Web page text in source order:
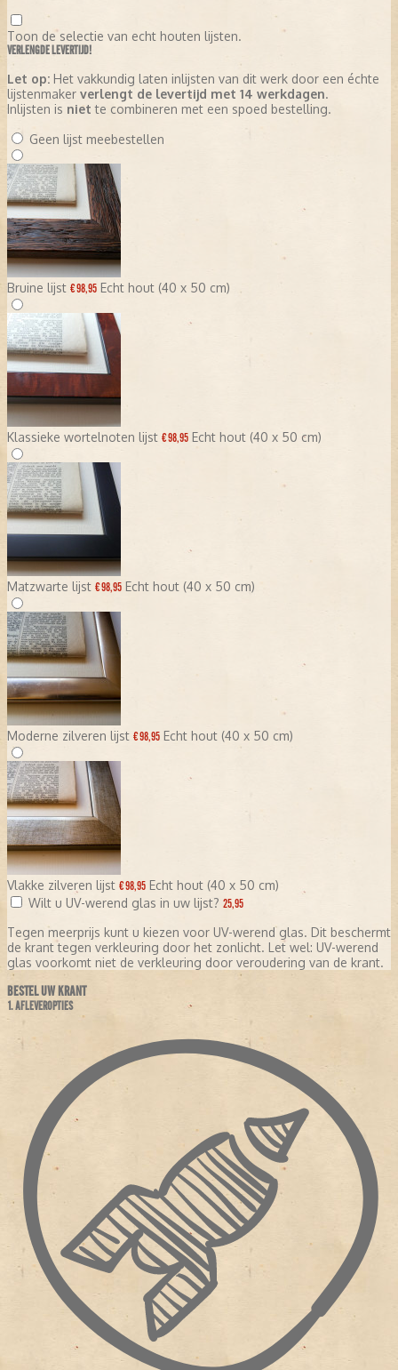
Toon de selectie van echt houten lijsten.
VERLENGDE LEVERTIJD!
Let op: Het vakkundig laten inlijsten van dit werk door een échte
lijstenmaker verlengt de levertijd met 14 werkdagen.
Inlijsten is niet te combineren met een spoed bestelling.
Geen lijst meebestellen
Bruine lijst € 98,95 Echt hout (40 x 50 cm)
Klassieke wortelnoten lijst € 98,95 Echt hout (40 x 50 cm)
Matzwarte lijst € 98,95 Echt hout (40 x 50 cm)
Moderne zilveren lijst € 98,95 Echt hout (40 x 50 cm)
Vlakke zilveren lijst € 98,95 Echt hout (40 x 50 cm)
Wilt u UV-werend glas in uw lijst? 25,95
Tegen meerprijs kunt u kiezen voor UV-werend glas. Dit beschermt
de krant tegen verkleuring door het zonlicht. Let wel: UV-werend
glas voorkomt niet de verkleuring door veroudering van de krant.
BESTEL UW KRANT
1. AFLEVEROPTIES